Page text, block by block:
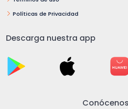
Políticas de Privacidad
Descarga nuestra app
Conócenos